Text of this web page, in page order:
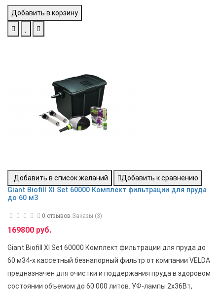
Добавить в корзину
Добавить в список желаний
Добавить к сравнению
Giant Biofill Xl Set 60000 Комплект фильтрации для пруда
до 60 м3
0 отзывов Заказы (3)
169800 руб.
Giant Biofill Xl Set 60000 Комплект фильтрации для пруда до
60 м34-х кассетный безнапорный фильтр от компании VELDA
предназначен для очистки и поддержания пруда в здоровом
состоянии объемом до 60.000 литов. УФ-лампы 2х36Вт,